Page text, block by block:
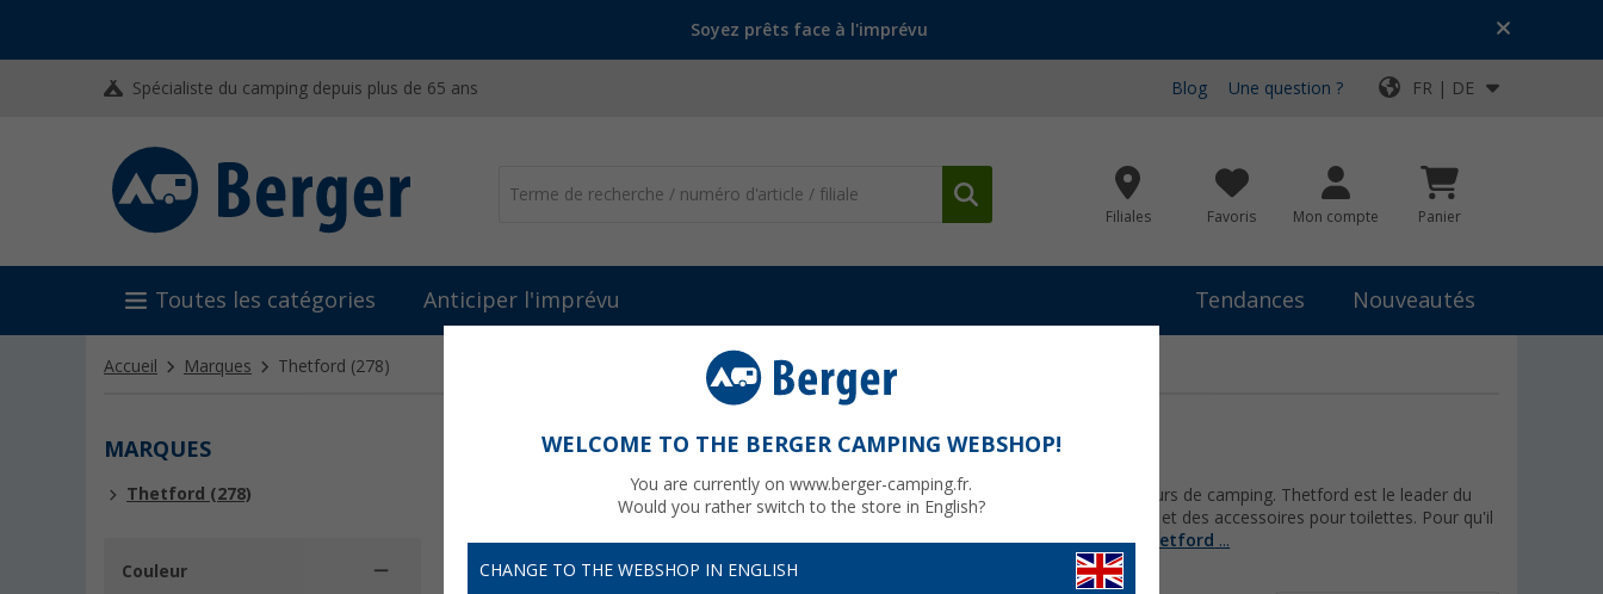
Soyez prêts face à l'imprévu
Spécialiste du camping depuis plus de 65 ans Blog Une question ? FR | DE
Filiales Favoris Mon compte Panier
Toutes les catégories Anticiper l'imprévu Tendances Nouveautés
Accueil Marques Thetford (278)
MARQUES
Thetford (278)
Couleur
THETFORD
Depuis plus de 40 ans, l'entreprise néerlandaise propose des vacances simples aux amateurs de camping. Thetford est le leader du
marché des systèmes de toilettes mobiles, des réfrigérateurs, des équipements de cuisine et des accessoires pour toilettes. Pour qu'il
en soit toujours ainsi, le fabricant s'efforce d'évoluer en permanence.En savoir plus sur Thetford ...
WELCOME TO THE BERGER CAMPING WEBSHOP!
You are currently on www.berger-camping.fr.
Would you rather switch to the store in English?
CHANGE TO THE WEBSHOP IN ENGLISH